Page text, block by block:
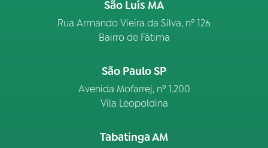
São Luís MA
Rua Armando Vieira da Silva, nº 126
Bairro de Fátima
São Paulo SP
Avenida Mofarrej, nº 1.200
Vila Leopoldina
Tabatinga AM